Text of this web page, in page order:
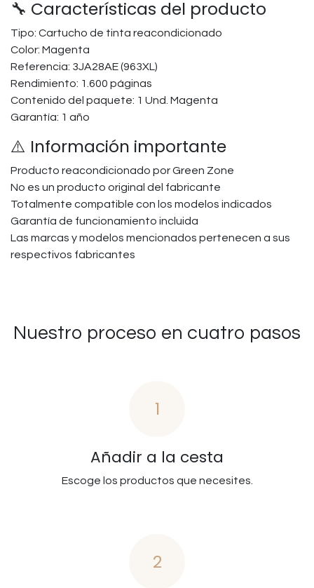
🔧 Características del producto
Tipo: Cartucho de tinta reacondicionado
Color: Magenta
Referencia: 3JA28AE (963XL)
Rendimiento: 1.600 páginas
Contenido del paquete: 1 Und. Magenta
Garantía: 1 año
⚠️ Información importante
Producto reacondicionado por Green Zone
No es un producto original del fabricante
Totalmente compatible con los modelos indicados
Garantía de funcionamiento incluida
Las marcas y modelos mencionados pertenecen a sus
respectivos fabricantes
Nuestro proceso en cuatro pasos
1
Añadir a la cesta
Escoge los productos que necesites.
2